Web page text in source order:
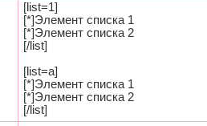
[list=1]
[*]Элемент списка 1
[*]Элемент списка 2
[/list]
[list=a]
[*]Элемент списка 1
[*]Элемент списка 2
[/list]